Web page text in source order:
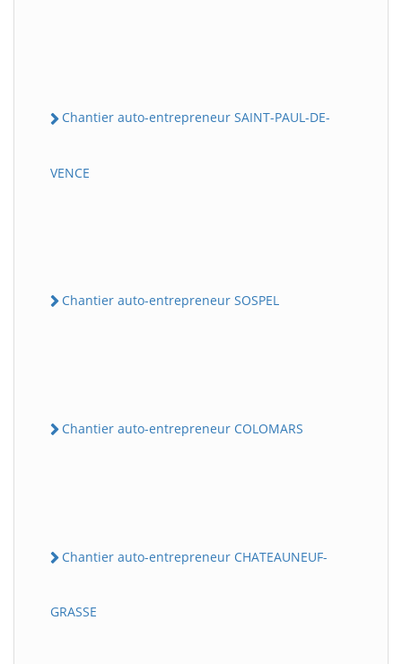
Chantier auto-entrepreneur SAINT-PAUL-DE-
VENCE
Chantier auto-entrepreneur SOSPEL
Chantier auto-entrepreneur COLOMARS
Chantier auto-entrepreneur CHATEAUNEUF-
GRASSE